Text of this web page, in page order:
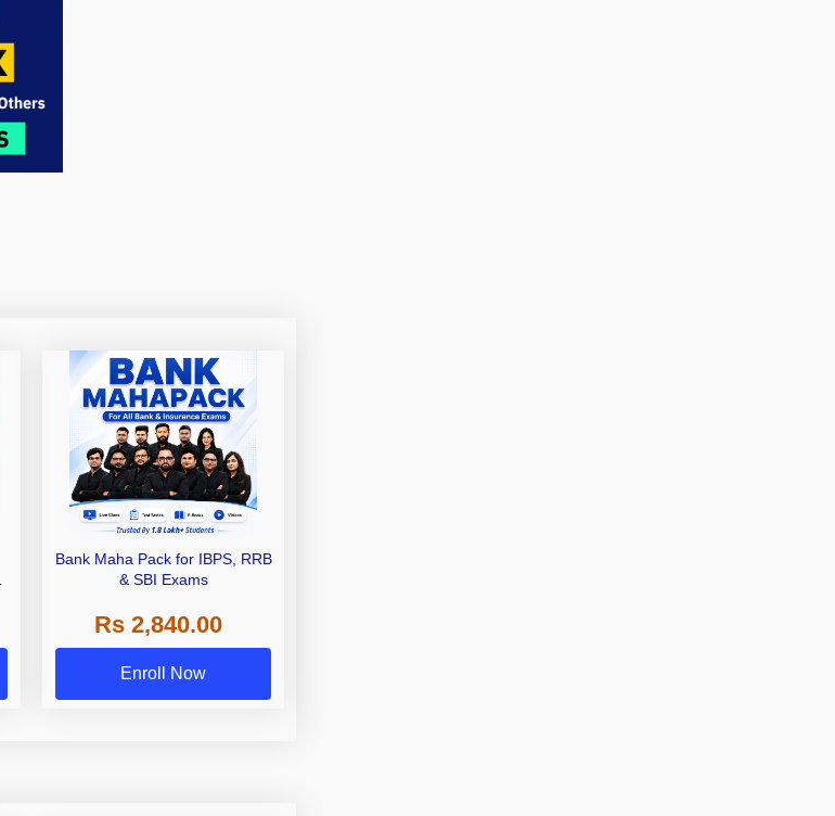
Bank Maha Pack for IBPS, RRB
& SBI Exams
Rs 2,840.00
Enroll Now